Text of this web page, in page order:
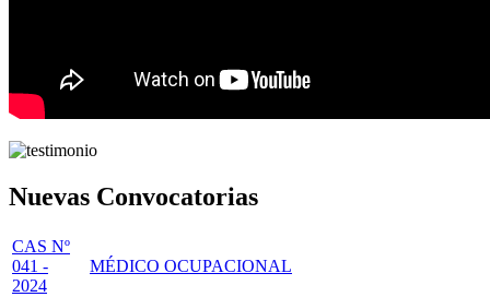
Nuevas Convocatorias
CAS Nº
041 -
2024
MÉDICO OCUPACIONAL